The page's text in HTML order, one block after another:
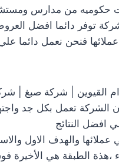
من مدارس
توفر دائما افضل
عملائها فنحن نعمل دائما
القيوين | شركة صبغ |
الشركة تعمل بكل جد
افضل النتائج
عملائها والهدف الاول
،هذة الطبقة هي الأخيرة